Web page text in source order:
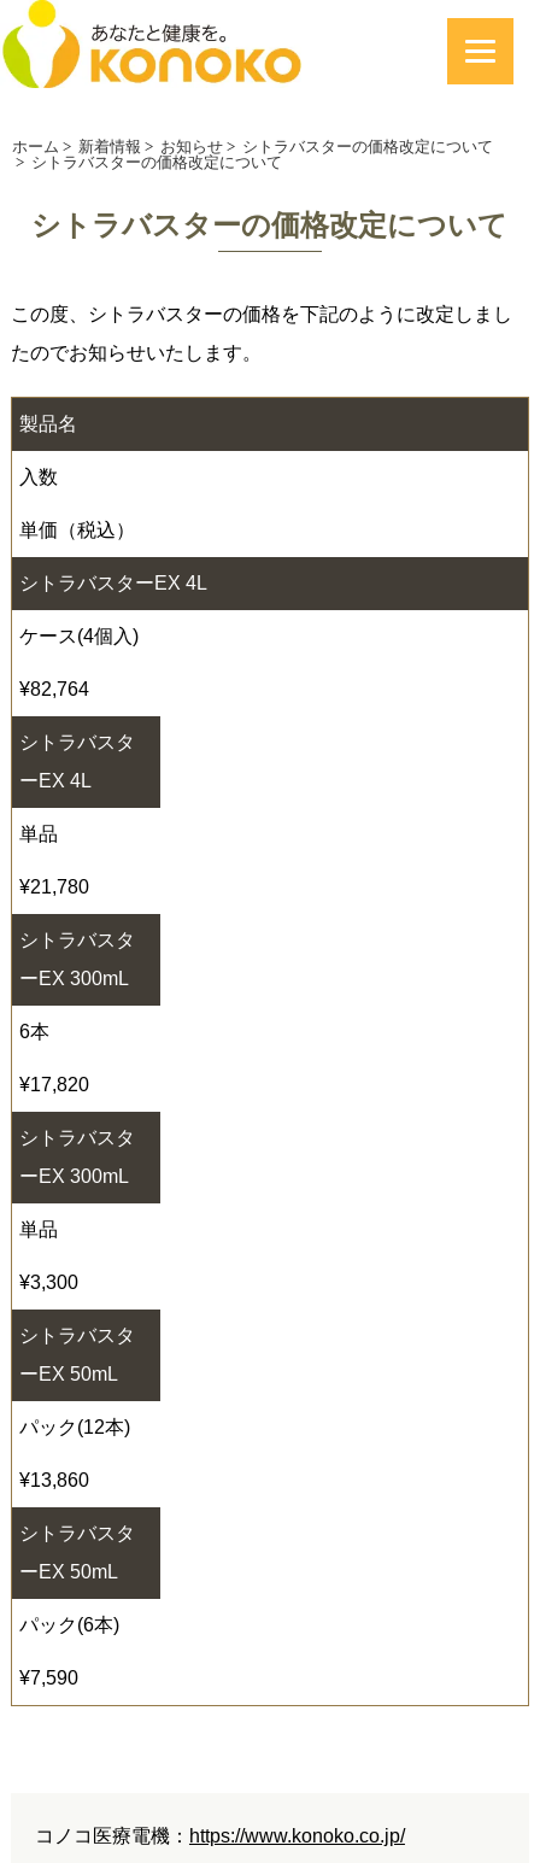
ホーム > 新着情報 > お知らせ > シトラバスターの価格改定について
> シトラバスターの価格改定について
シトラバスターの価格改定について
この度、シトラバスターの価格を下記のように改定しまし
たのでお知らせいたします。
製品名
入数
単価（税込）
シトラバスターEX 4L
ケース(4個入)
¥82,764
シトラバスタ
ーEX 4L
単品
¥21,780
シトラバスタ
ーEX 300mL
6本
¥17,820
シトラバスタ
ーEX 300mL
単品
¥3,300
シトラバスタ
ーEX 50mL
パック(12本)
¥13,860
シトラバスタ
ーEX 50mL
パック(6本)
¥7,590
コノコ医療電機： https://www.konoko.co.jp/